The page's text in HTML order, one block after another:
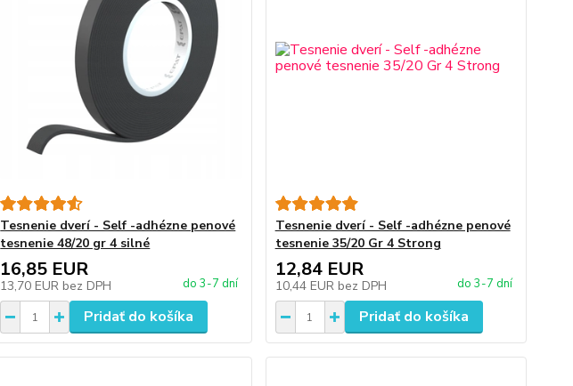
Tesnenie dverí - Self -adhézne penové
tesnenie 48/20 gr 4 silné
16,85 EUR
13,70 EUR bez DPH do 3-7 dní
Pridať do košíka
Tesnenie dverí - Self -adhézne penové
tesnenie 35/20 Gr 4 Strong
12,84 EUR
10,44 EUR bez DPH do 3-7 dní
Pridať do košíka